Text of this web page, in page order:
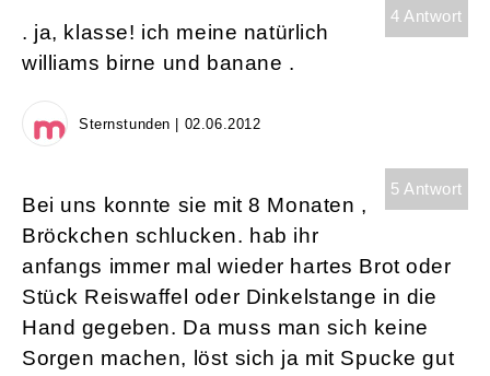
4 Antwort
. ja, klasse! ich meine natürlich
williams birne und banane .
Sternstunden | 02.06.2012
5 Antwort
Bei uns konnte sie mit 8 Monaten ,
Bröckchen schlucken. hab ihr
anfangs immer mal wieder hartes Brot oder
Stück Reiswaffel oder Dinkelstange in die
Hand gegeben. Da muss man sich keine
Sorgen machen, löst sich ja mit Spucke gut